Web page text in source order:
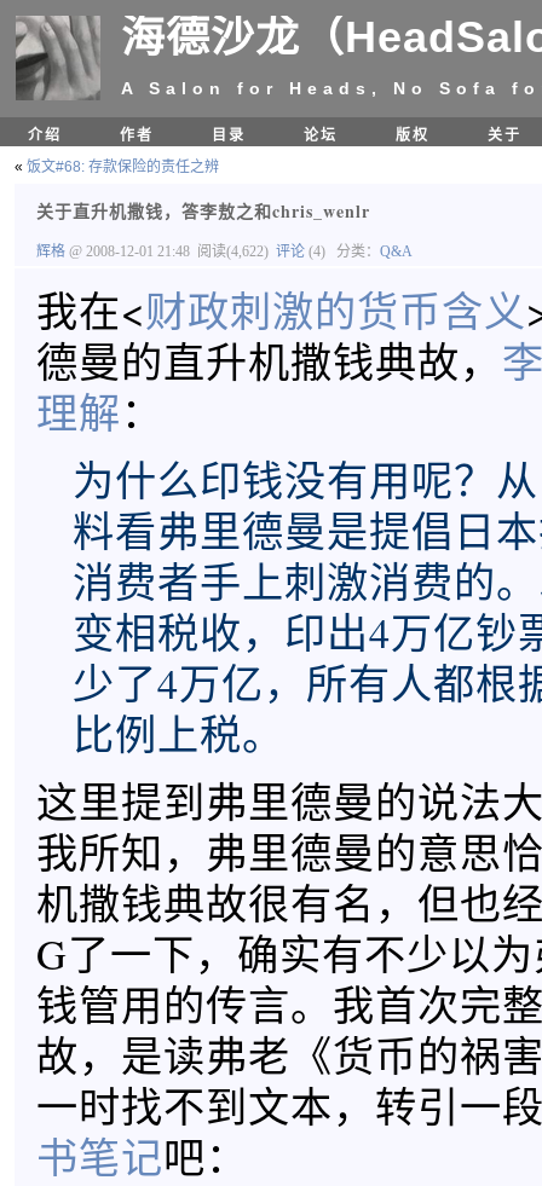
海德沙龙（
A Salon for Heads, No Sofa
介绍 作者 目录 论坛 版权
关于
« 饭文#68: 存款保险的责任之辨
关于直升机撒钱，答李敖之和chris_wenlr
辉格 @ 2008-12-01 21:48 阅读(4,622) 评论 (4) 分类： Q&A
我在<财政刺激的货币含义
德曼的直升机撒钱典故，
理解：
为什么印钱没有用呢？
料看弗里德曼是提倡日
消费者手上刺激消费的
变相税收，印出4万亿钞
少了4万亿，所有人都根
比例上税。
这里提到弗里德曼的说法
我所知，弗里德曼的意思
机撒钱典故很有名，但也
G了一下，确实有不少以
钱管用的传言。我首次完
故，是读弗老《货币的祸
一时找不到文本，转引一
书笔记吧：